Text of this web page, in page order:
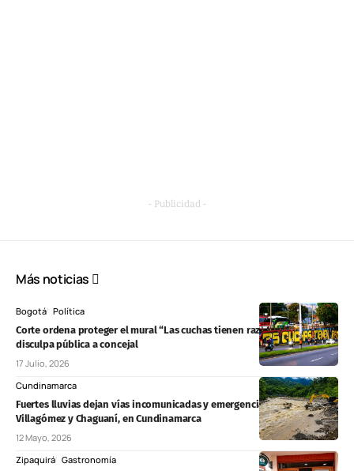
- Publicidad -
Más noticias
Bogotá Política
Corte ordena proteger el mural “Las cuchas tienen razón” y exige
disculpa pública a concejal
17 Julio, 2026
Cundinamarca
Fuertes lluvias dejan vías incomunicadas y emergencias en Medina,
Villagómez y Chaguaní, en Cundinamarca
12 Mayo, 2026
Zipaquirá Gastronomía